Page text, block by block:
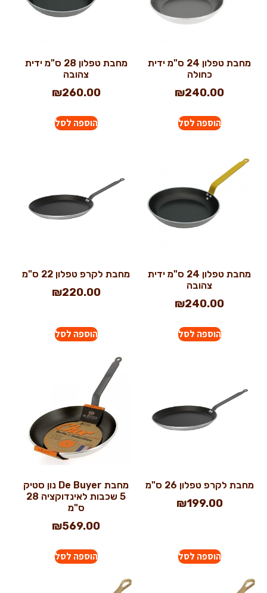
מחבת טפלון 24 ס"מ ידית
כחולה
₪240.00
הוספה לסל
מחבת טפלון 28 ס"מ ידית
צהובה
₪260.00
הוספה לסל
מחבת טפלון 24 ס"מ ידית
צהובה
₪240.00
הוספה לסל
מחבת לקרפ טפלון 22 ס"מ
₪220.00
הוספה לסל
מחבת לקרפ טפלון 26 ס"מ
₪199.00
הוספה לסל
מחבת De Buyer נון סטיק
5 שכבות לאינדוקציה 28
ס"מ
₪569.00
הוספה לסל